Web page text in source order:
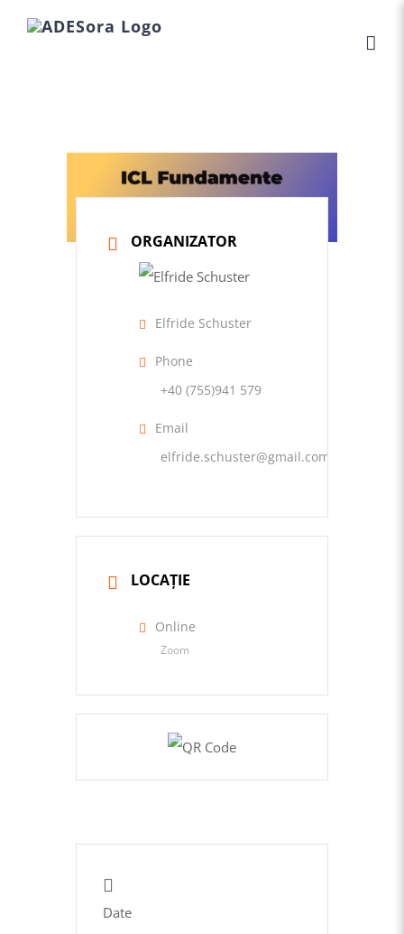
ORGANIZATOR
Elfride Schuster
Phone
+40 (755)941 579
Email
elfride.schuster@gmail.com
LOCAȚIE
Online
Zoom
Date